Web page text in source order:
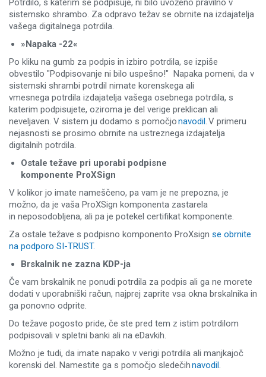
Potrdilo, s katerim se podpisuje, ni bilo uvoženo pravilno v
sistemsko shrambo. Za odpravo težav se obrnite na izdajatelja
vašega digitalnega potrdila.
»Napaka -22«
Po kliku na gumb za podpis in izbiro potrdila, se izpiše
obvestilo "Podpisovanje ni bilo uspešno!" Napaka pomeni, da v
sistemski shrambi potrdil nimate korenskega ali
vmesnega potrdila izdajatelja vašega osebnega potrdila, s
katerim podpisujete, oziroma je del verige preklican ali
neveljaven. V sistem ju dodamo s pomočjonavodil. V primeru
nejasnosti se prosimo obrnite na ustreznega izdajatelja
digitalnih potrdila.
Ostale težave pri uporabi podpisne
komponente ProXSign
V kolikor jo imate nameščeno, pa vam je ne prepozna, je
možno, da je vaša ProXSign komponenta zastarela
in neposodobljena, ali pa je potekel certifikat komponente.
Za ostale težave s podpisno komponento ProXsign se obrnite
na podporo SI-TRUST.
Brskalnik ne zazna KDP-ja
Če vam brskalnik ne ponudi potrdila za podpis ali ga ne morete
dodati v uporabniški račun, najprej zaprite vsa okna brskalnika in
ga ponovno odprite.
Do težave pogosto pride, če ste pred tem z istim potrdilom
podpisovali v spletni banki ali na eDavkih.
Možno je tudi, da imate napako v verigi potrdila ali manjkajoč
korenski del. Namestite ga s pomočjo sledečihnavodil.